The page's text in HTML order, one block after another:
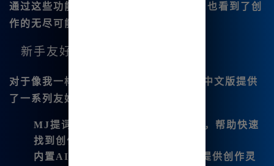
通过这些功能，我创造的内容更加丰富，也看到了创
作的无尽可能！
新手友好的功能
对于像我一样的绘画新手，Midjourney中文版提供
了一系列友好的工具：
MJ提词器
：为新手提供指引和灵感，帮助快速
找到创作思路。
内置AI对话
：内置多种优秀模型，提供创作灵